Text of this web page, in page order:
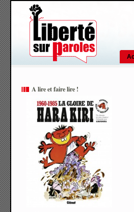
A lire et faire lire !